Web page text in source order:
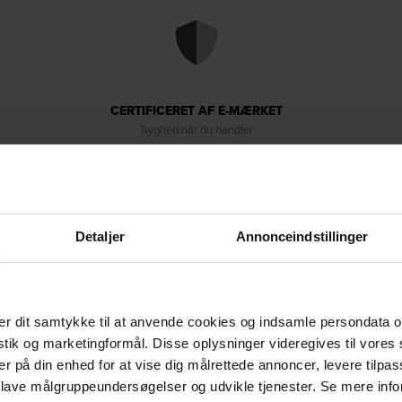
Detaljer Annonceindstillinger
dit samtykke til at anvende cookies og indsamle persondata
og marketingformål. Disse oplysninger videregives til vores
på din enhed for at vise dig målrettede annoncer, levere
målgruppeundersøgelser og udvikle tjenester. Se mere
CERTIFICERET AF E-MÆRKET
Tryghed når du handler
Levering & retur Om brandet
der vil kombinere komfort med et moderne, nordisk